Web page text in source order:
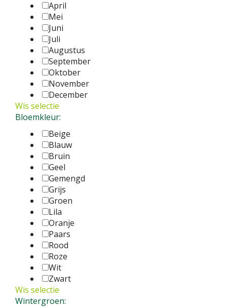
April
Mei
Juni
Juli
Augustus
September
Oktober
November
December
Wis selectie
Bloemkleur:
Beige
Blauw
Bruin
Geel
Gemengd
Grijs
Groen
Lila
Oranje
Paars
Rood
Roze
Wit
Zwart
Wis selectie
Wintergroen: